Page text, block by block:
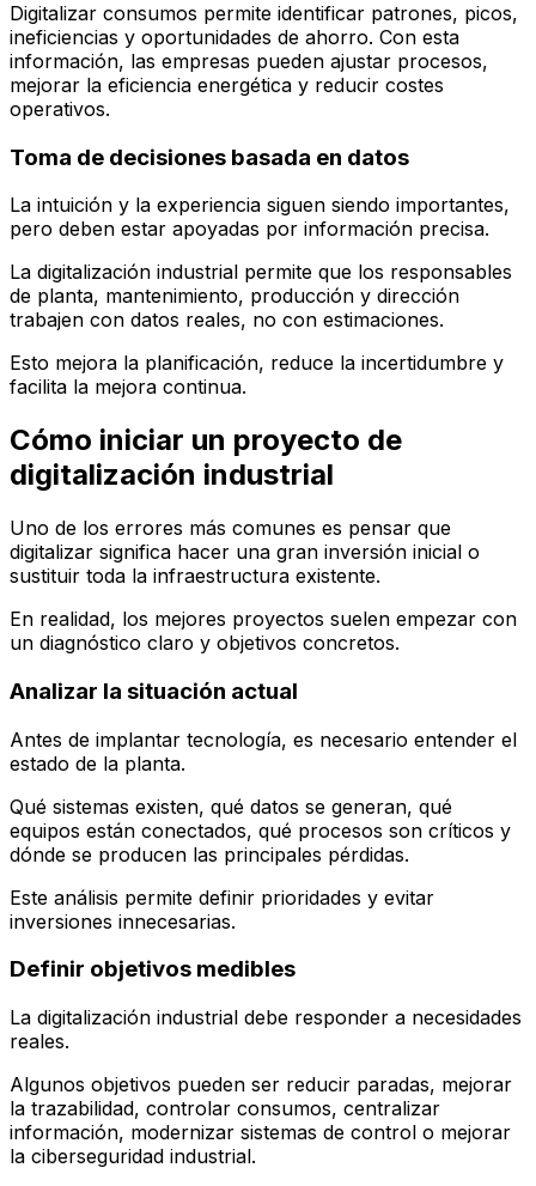
Digitalizar consumos permite identificar patrones, picos,
ineficiencias y oportunidades de ahorro. Con esta
información, las empresas pueden ajustar procesos,
mejorar la eficiencia energética y reducir costes
operativos.
Toma de decisiones basada en datos
La intuición y la experiencia siguen siendo importantes,
pero deben estar apoyadas por información precisa.
La digitalización industrial permite que los responsables
de planta, mantenimiento, producción y dirección
trabajen con datos reales, no con estimaciones.
Esto mejora la planificación, reduce la incertidumbre y
facilita la mejora continua.
Cómo iniciar un proyecto de
digitalización industrial
Uno de los errores más comunes es pensar que
digitalizar significa hacer una gran inversión inicial o
sustituir toda la infraestructura existente.
En realidad, los mejores proyectos suelen empezar con
un diagnóstico claro y objetivos concretos.
Analizar la situación actual
Antes de implantar tecnología, es necesario entender el
estado de la planta.
Qué sistemas existen, qué datos se generan, qué
equipos están conectados, qué procesos son críticos y
dónde se producen las principales pérdidas.
Este análisis permite definir prioridades y evitar
inversiones innecesarias.
Definir objetivos medibles
La digitalización industrial debe responder a necesidades
reales.
Algunos objetivos pueden ser reducir paradas, mejorar
la trazabilidad, controlar consumos, centralizar
información, modernizar sistemas de control o mejorar
la ciberseguridad industrial.